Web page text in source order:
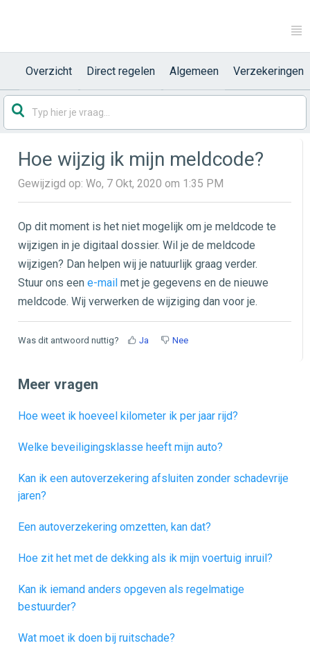
Overzicht Direct regelen Algemeen Verzekeringen
Hoe wijzig ik mijn meldcode?
Gewijzigd op: Wo, 7 Okt, 2020 om 1:35 PM
Op dit moment is het niet mogelijk om je meldcode te
wijzigen in je digitaal dossier. Wil je de meldcode
wijzigen? Dan helpen wij je natuurlijk graag verder.
Stuur ons een e-mail met je gegevens en de nieuwe
meldcode. Wij verwerken de wijziging dan voor je.
Was dit antwoord nuttig? Ja Nee
Meer vragen
Hoe weet ik hoeveel kilometer ik per jaar rijd?
Welke beveiligingsklasse heeft mijn auto?
Kan ik een autoverzekering afsluiten zonder schadevrije
jaren?
Een autoverzekering omzetten, kan dat?
Hoe zit het met de dekking als ik mijn voertuig inruil?
Kan ik iemand anders opgeven als regelmatige
bestuurder?
Wat moet ik doen bij ruitschade?